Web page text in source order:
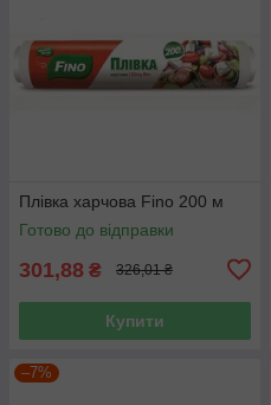
Плівка харчова Fino 200 м
Готово до відправки
301,88 ₴ 326,01 ₴
Купити
–7%